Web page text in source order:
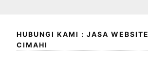
HUBUNGI KAMI : JASA WEBSITE
CIMAHI